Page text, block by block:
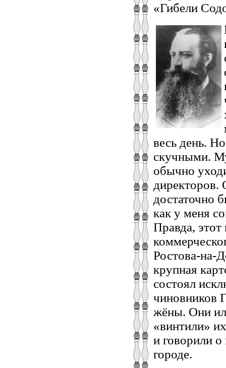
«Гибели
весь день.
скучными.
обычно
директоров.
достаточно
как у меня
Правда, этот
Ростова-на-
крупная
состоял
чиновников
жёны. Они
«винтили»
и говорили
городе.